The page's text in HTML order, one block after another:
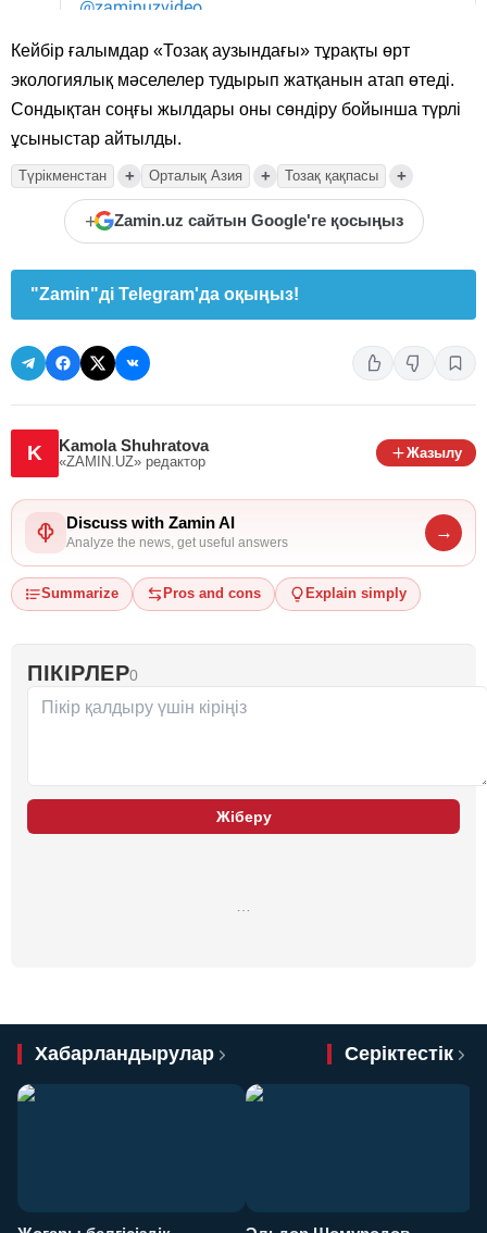
Кейбір ғалымдар «Тозақ аузындағы» тұрақты өрт
экологиялық мәселелер тудырып жатқанын атап өтеді.
Сондықтан соңғы жылдары оны сөндіру бойынша түрлі
ұсыныстар айтылды.
Түрікменстан + Орталық Азия + Тозақ қақпасы +
+ Zamin.uz сайтын Google'ге қосыңыз
"Zamin"ді Telegram'да оқыңыз!
K Kamola Shuhratova
«ZAMIN.UZ» редактор
Жазылу
Discuss with Zamin AI
Analyze the news, get useful answers
→
Summarize Pros and cons Explain simply
ПІКІРЛЕР0
Жіберу
Хабарландырулар Серіктестік